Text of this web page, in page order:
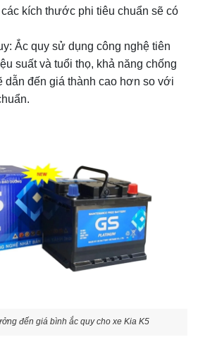
kích thước phi tiêu chuẩn sẽ có
Ắc quy sử dụng công nghệ tiên
suất và tuổi thọ, khả năng chống
dẫn đến giá thành cao hơn so với
đến giá bình ắc quy cho xe Kia K5